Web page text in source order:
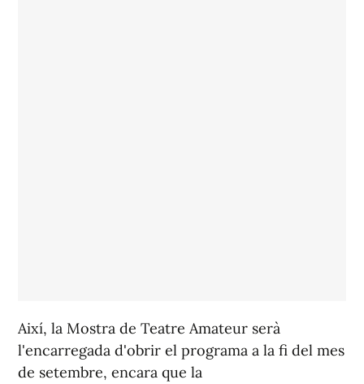
Així, la Mostra de Teatre Amateur serà
l'encarregada d'obrir el programa a la fi del mes
de setembre, encara que la